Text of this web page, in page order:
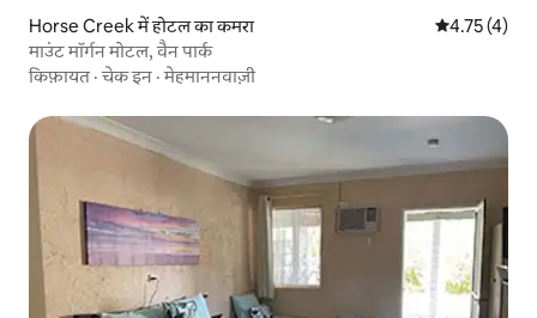
Horse Creek में होटल का कमरा औसत रेटिंग 5
4.75 (4)
माउंट मॉर्गन मोटल, वैन पार्क
किफ़ायत ·चेक इन ·मेहमाननवाज़ी